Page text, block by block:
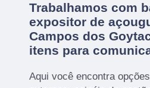
Trabalhamos com
expositor de
Campos dos
itens para
Aqui você encontra